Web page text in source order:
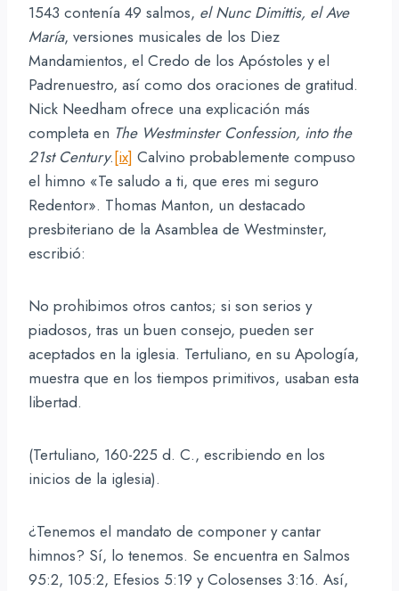
1543 contenía 49 salmos, el Nunc Dimittis, el Ave
María, versiones musicales de los Diez
Mandamientos, el Credo de los Apóstoles y el
Padrenuestro, así como dos oraciones de gratitud.
Nick Needham ofrece una explicación más
completa en The Westminster Confession, into the
21st Century.[ix] Calvino probablemente compuso
el himno «Te saludo a ti, que eres mi seguro
Redentor». Thomas Manton, un destacado
presbiteriano de la Asamblea de Westminster,
escribió:
No prohibimos otros cantos; si son serios y
piadosos, tras un buen consejo, pueden ser
aceptados en la iglesia. Tertuliano, en su Apología,
muestra que en los tiempos primitivos, usaban esta
libertad.
(Tertuliano, 160-225 d. C., escribiendo en los
inicios de la iglesia).
¿Tenemos el mandato de componer y cantar
himnos? Sí, lo tenemos. Se encuentra en Salmos
95:2, 105:2, Efesios 5:19 y Colosenses 3:16. Así,